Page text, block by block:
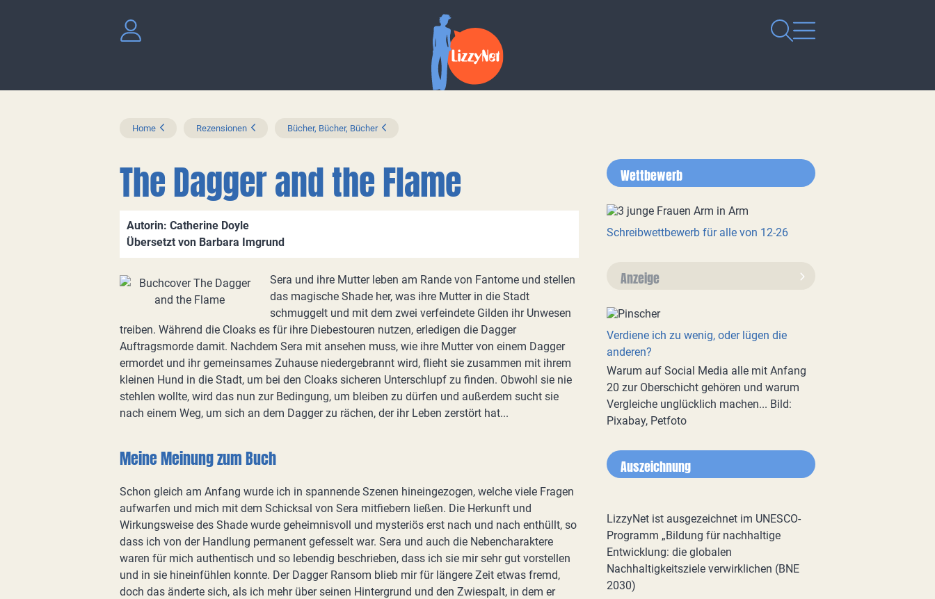
Home Rezensionen Bücher, Bücher, Bücher
The Dagger and the Flame
Autorin: Catherine Doyle
Übersetzt von Barbara Imgrund
Sera und ihre Mutter leben am Rande von Fantome und stellen
das magische Shade her, was ihre Mutter in die Stadt
schmuggelt und mit dem zwei verfeindete Gilden ihr Unwesen
treiben. Während die Cloaks es für ihre Diebestouren nutzen, erledigen die Dagger
Auftragsmorde damit. Nachdem Sera mit ansehen muss, wie ihre Mutter von einem Dagger
ermordet und ihr gemeinsames Zuhause niedergebrannt wird, flieht sie zusammen mit ihrem
kleinen Hund in die Stadt, um bei den Cloaks sicheren Unterschlupf zu finden. Obwohl sie nie
stehlen wollte, wird das nun zur Bedingung, um bleiben zu dürfen und außerdem sucht sie
nach einem Weg, um sich an dem Dagger zu rächen, der ihr Leben zerstört hat...
Meine Meinung zum Buch
Schon gleich am Anfang wurde ich in spannende Szenen hineingezogen, welche viele Fragen
aufwarfen und mich mit dem Schicksal von Sera mitfiebern ließen. Die Herkunft und
Wirkungsweise des Shade wurde geheimnisvoll und mysteriös erst nach und nach enthüllt, so
dass ich von der Handlung permanent gefesselt war. Sera und auch die Nebencharaktere
waren für mich authentisch und so lebendig beschrieben, dass ich sie mir sehr gut vorstellen
und in sie hineinfühlen konnte. Der Dagger Ransom blieb mir für längere Zeit etwas fremd,
doch das änderte sich, als ich mehr über seinen Hintergrund und den Zwiespalt, in dem er
Wettbewerb
Schreibwettbewerb für alle von 12-26
Anzeige
Verdiene ich zu wenig, oder lügen die
anderen?
Warum auf Social Media alle mit Anfang
20 zur Oberschicht gehören und warum
Vergleiche unglücklich machen... Bild:
Pixabay, Petfoto
Auszeichnung
LizzyNet ist ausgezeichnet im UNESCO-
Programm „Bildung für nachhaltige
Entwicklung: die globalen
Nachhaltigkeitsziele verwirklichen (BNE
2030)